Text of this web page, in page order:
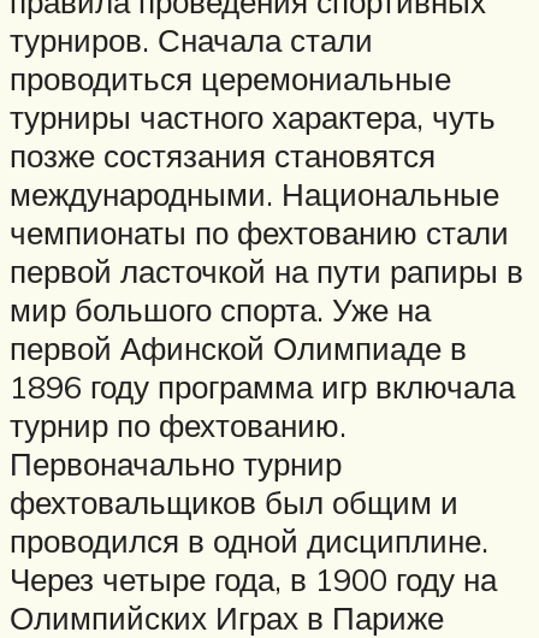
турниров. Сначала стали
проводиться церемониальные
турниры частного характера, чуть
позже состязания становятся
международными. Национальные
чемпионаты по фехтованию стали
первой ласточкой на пути рапиры в
мир большого спорта. Уже на
первой Афинской Олимпиаде в
1896 году программа игр включала
турнир по фехтованию.
Первоначально турнир
фехтовальщиков был общим и
проводился в одной дисциплине.
Через четыре года, в 1900 году на
Олимпийских Играх в Париже